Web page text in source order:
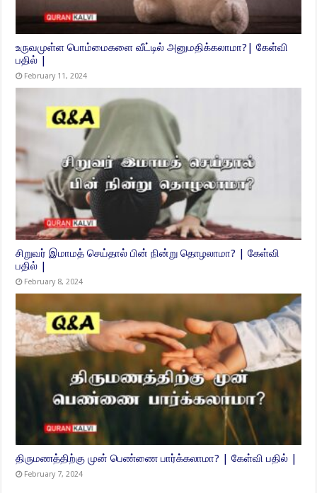
உருவமுள்ள பொம்மைகளை வீட்டில் அனுமதிக்கலாமா?| கேள்வி
பதில் |
February 11, 2024
சிறுவர் இமாமத் செய்தால் பின் நின்று தொழலாமா? | கேள்வி
பதில் |
February 8, 2024
திருமணத்திற்கு முன் பெண்ணை பார்க்கலாமா? | கேள்வி பதில் |
February 7, 2024